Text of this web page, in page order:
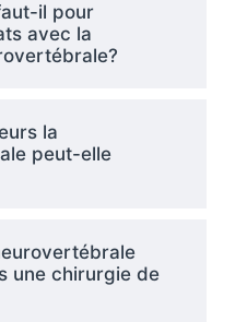
il pour
avec la
la
peut-elle
une chirurgie de